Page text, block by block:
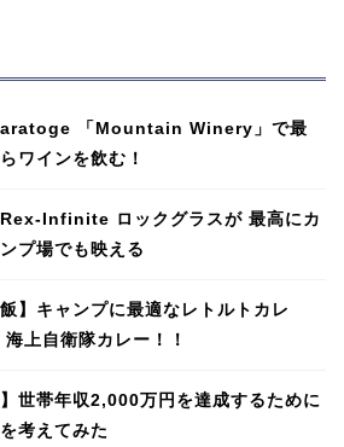
「Mountain Winery」で最
ワインを飲む！
Rex-Infinite ロックグラスが 最高にカ
プ場でも映える
】キャンプに最適なレトルトカレ
上自衛隊カレー！！
】世帯年収2,000万円を達成するために
考えてみた